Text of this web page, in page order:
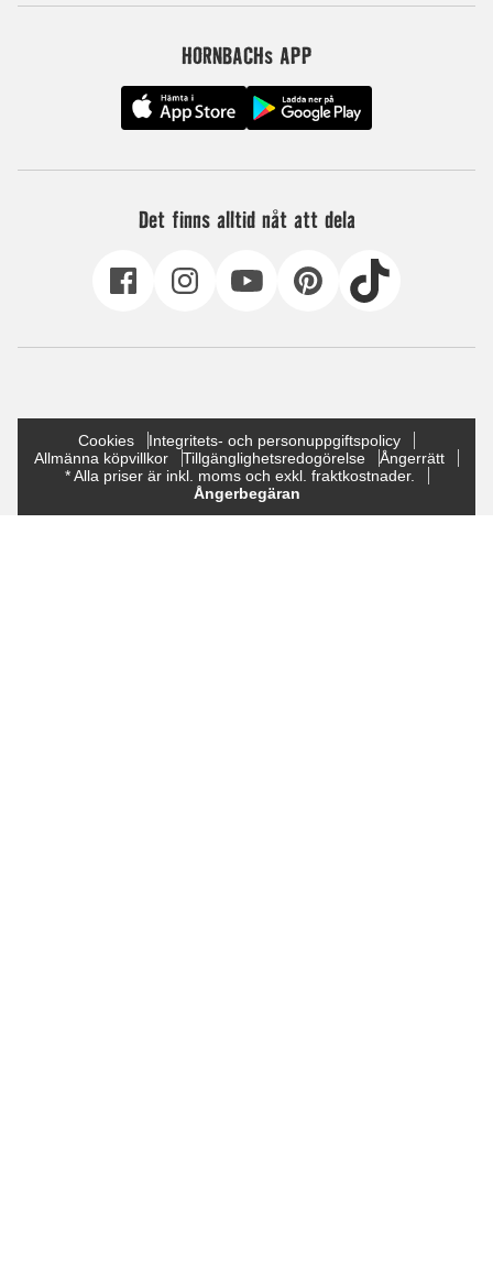
HORNBACHs APP
Det finns alltid nåt att dela
Cookies
Integritets- och personuppgiftspolicy
Allmänna köpvillkor
Tillgänglighetsredogörelse
Ångerrätt
* Alla priser är inkl. moms och exkl. fraktkostnader.
Ångerbegäran